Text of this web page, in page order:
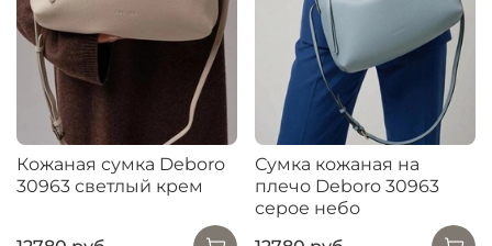
Кожаная сумка Deboro
30963 светлый крем
Сумка кожаная на
плечо Deboro 30963
серое небо